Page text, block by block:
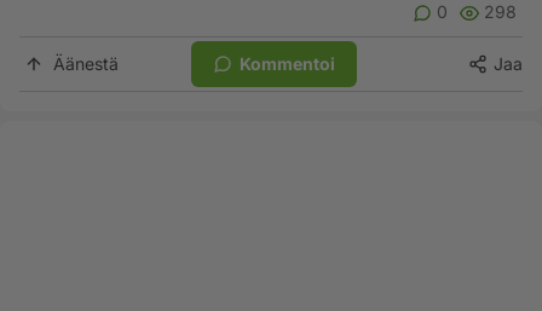
0 298
Äänestä Kommentoi Jaa